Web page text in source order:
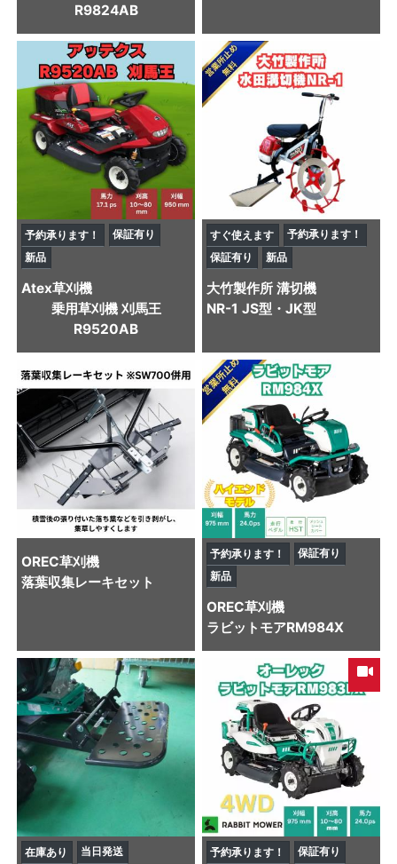
R9824AB
予約承ります！
保証有り
新品
Atex草刈機
乗用草刈機 刈馬王
R9520AB
すぐ使えます
予約承ります！
保証有り
新品
大竹製作所 溝切機
NR-1 JS型・JK型
OREC草刈機
落葉収集レーキセット
予約承ります！
保証有り
新品
OREC草刈機
ラビットモアRM984X
在庫あり 当日発送 予約承ります！
保証有り